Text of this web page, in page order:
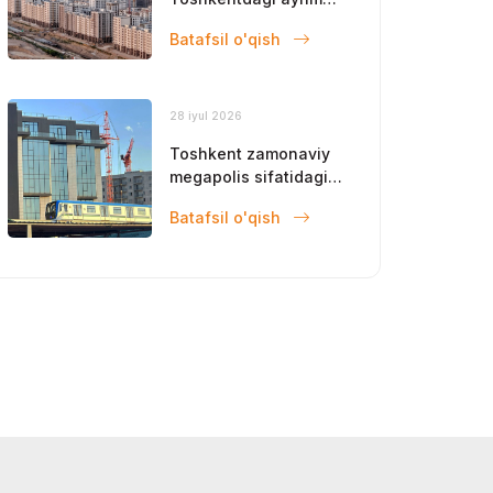
tushadi
Batafsil o'qish
28 iyul 2026
Toshkent zamonaviy
megapolis sifatidagi
mustahkamlamoqda
Batafsil o'qish